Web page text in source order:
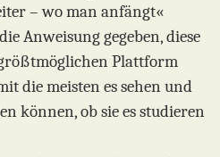
– wo man anfängt«
Anweisung gegeben, diese
Plattform
die meisten es sehen und
können, ob sie es studieren